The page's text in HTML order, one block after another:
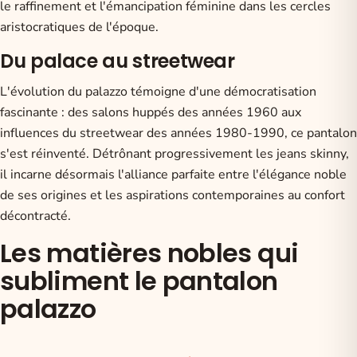
le raffinement et l'émancipation féminine dans les cercles
aristocratiques de l'époque.
Du palace au streetwear
L'évolution du palazzo témoigne d'une démocratisation
fascinante : des salons huppés des années 1960 aux
influences du streetwear des années 1980-1990, ce pantalon
s'est réinventé. Détrônant progressivement les jeans skinny,
il incarne désormais l'alliance parfaite entre l'élégance noble
de ses origines et les aspirations contemporaines au confort
décontracté.
Les matières nobles qui
subliment le pantalon
palazzo